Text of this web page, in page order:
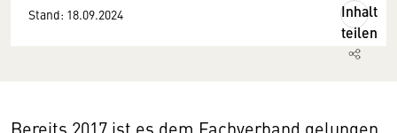
Stand: 18.09.2024
Inhalt
teilen
Bereits 2017 ist es dem Fachverband gelungen,